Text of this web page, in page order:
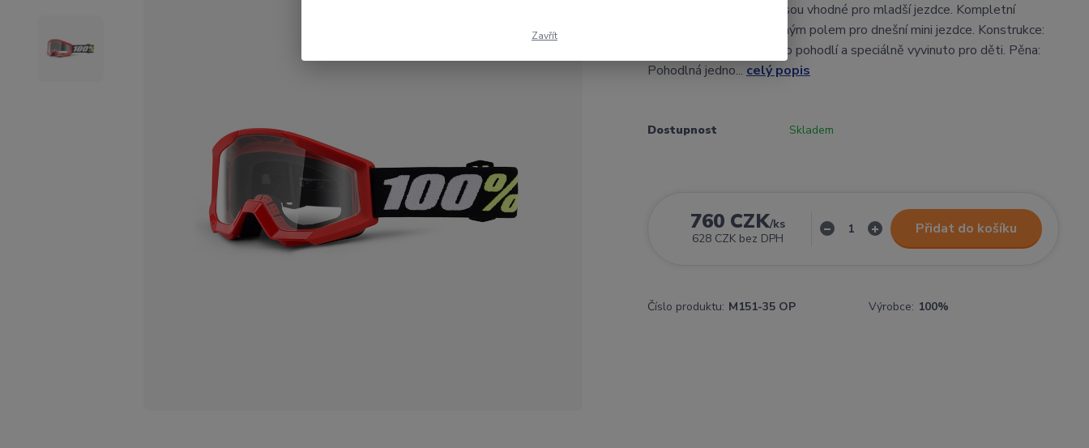
plné velikosti, a přitom jsou vhodné pro mladší jezdce. Kompletní
ochrana s vynikajícím zorným polem pro dnešní mini jezdce. Konstrukce:
Zakřivení je přizpůsobeno pohodlí a speciálně vyvinuto pro děti. Pěna:
Pohodlná jedno... celý popis
Dostupnost Skladem
760 CZK/ks
628 CZK bez DPH
Přidat do košíku
Číslo produktu: M151-35 OP Výrobce: 100%
Zavřít